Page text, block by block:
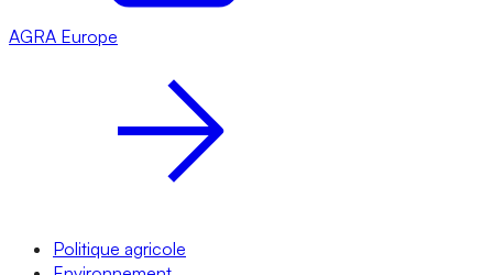
AGRA Europe
Politique agricole